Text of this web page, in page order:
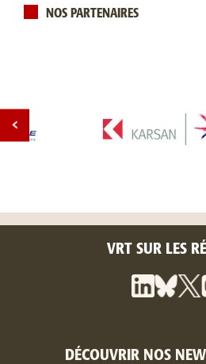
NOS PARTENAIRES
VRT SUR LES
DÉCOUVRIR NOS